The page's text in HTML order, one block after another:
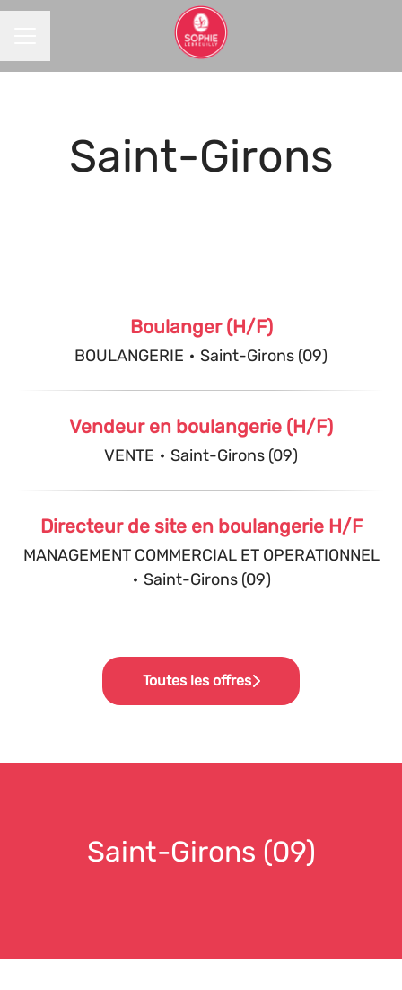
Saint-Girons
Boulanger (H/F)
BOULANGERIE · Saint-Girons (09)
Vendeur en boulangerie (H/F)
VENTE · Saint-Girons (09)
Directeur de site en boulangerie H/F
MANAGEMENT COMMERCIAL ET OPERATIONNEL
· Saint-Girons (09)
Toutes les offres
Saint-Girons (09)